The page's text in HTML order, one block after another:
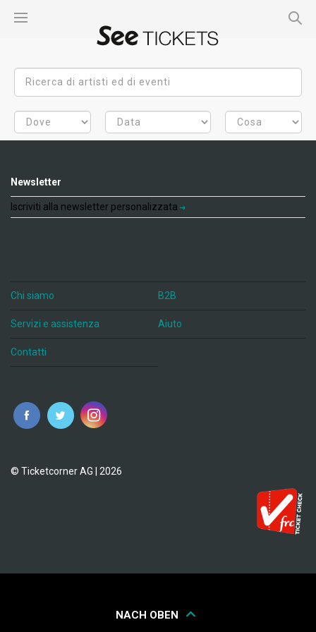
Newsletter
Iscriviti alla newsletter personalizzata
Chi siamo B2B
Servizi e assistenza Aiuto
Contatti
© Ticketcorner AG | 2026
NACH OBEN